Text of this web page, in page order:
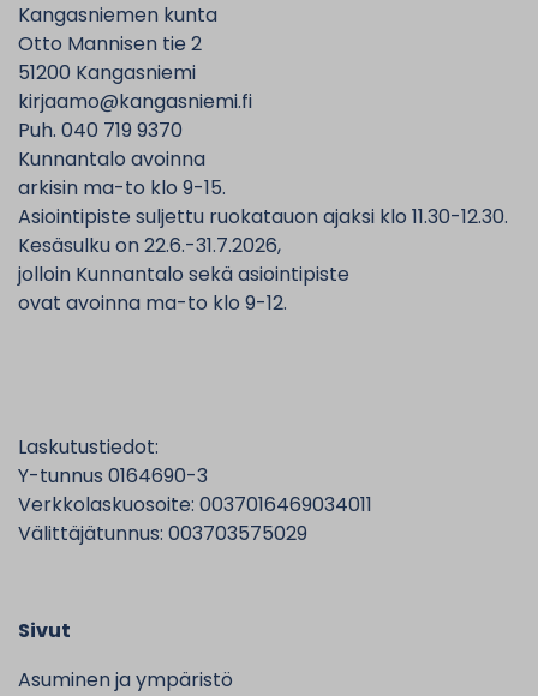
Kangasniemen kunta
Otto Mannisen tie 2
51200 Kangasniemi
kirjaamo@kangasniemi.fi
Puh. 040 719 9370
Kunnantalo avoinna
arkisin ma-to klo 9-15.
Asiointipiste suljettu ruokatauon ajaksi klo 11.30-12.30.
Kesäsulku on 22.6.-31.7.2026,
jolloin Kunnantalo sekä asiointipiste
ovat avoinna ma-to klo 9-12.
Laskutustiedot:
Y-tunnus 0164690-3
Verkkolaskuosoite: 0037016469034011
Välittäjätunnus: 003703575029
Sivut
Asuminen ja ympäristö